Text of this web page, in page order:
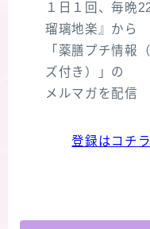
１日１回、毎晩
瑠璃地楽』から
「薬膳プチ情報
ズ付き）」の
メルマガを配信
登録はコチラ